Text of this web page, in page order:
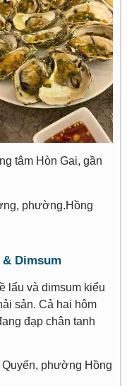
tâm Hòn Gai, gần
phường.Hồng
& Dimsum
lẩu và dimsum kiểu
sản. Cả hai hôm
đạp chân tanh
phường Hồng